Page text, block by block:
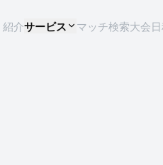
紹介サービス マッチ検索大会